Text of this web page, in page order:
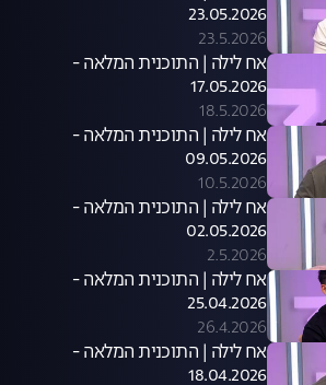
23.05.2026
23.5.2026
אח לילה | התוכנית המלאה -
17.05.2026
18.5.2026
אח לילה | התוכנית המלאה -
09.05.2026
10.5.2026
אח לילה | התוכנית המלאה -
02.05.2026
2.5.2026
אח לילה | התוכנית המלאה -
25.04.2026
26.4.2026
אח לילה | התוכנית המלאה -
18.04.2026